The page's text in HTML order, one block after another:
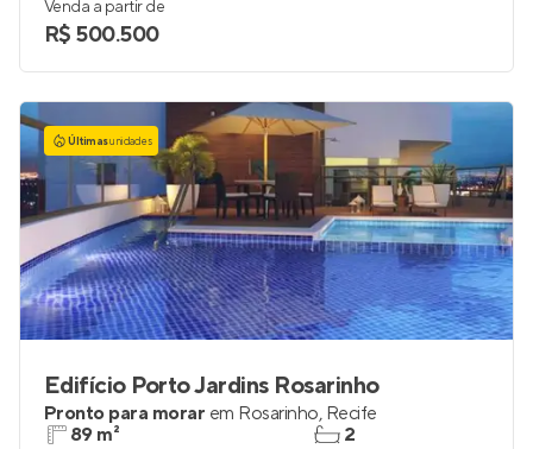
Venda a partir de
R$ 500.500
Últimasunidades
Edifício Porto Jardins Rosarinho
Pronto para morar em Rosarinho, Recife
89 m²
2